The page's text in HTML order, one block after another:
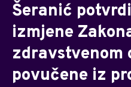
Šeranić
izmjene
zdravstvenom
povučene iz